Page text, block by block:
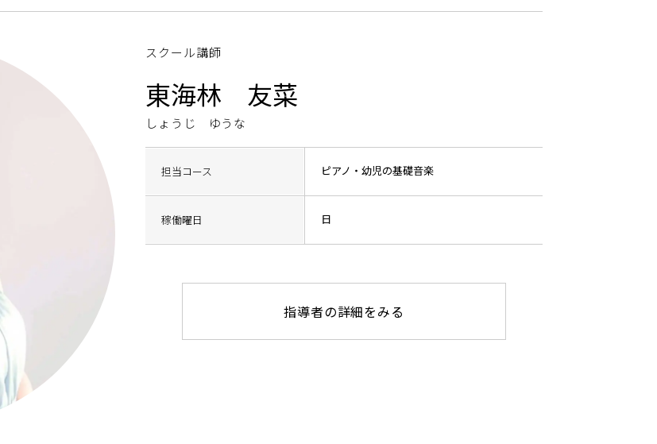
スクール講師
東海林 友菜
しょうじ ゆうな
担当コース ピアノ・幼児の基礎音楽
稼働曜日 日
指導者の詳細をみる